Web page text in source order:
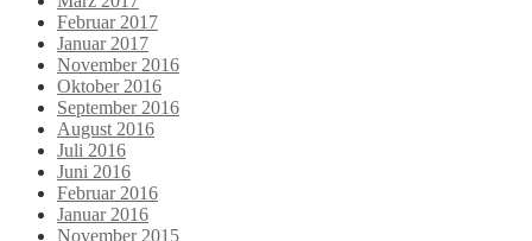
Februar 2017
Januar 2017
November 2016
Oktober 2016
September 2016
August 2016
Juli 2016
Juni 2016
Februar 2016
Januar 2016
November 2015